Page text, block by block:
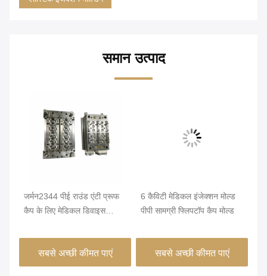
समान उत्पाद
जर्मन2344 पीई राउंड एंटी प्रूफ
कैप के लिए मेडिकल डिवाइस
सबसे अच्छी कीमत पाएं
6 कैविटी मेडिकल इंजेक्शन मोल्ड
पीपी सामग्री फ्लिपटॉप कैप मोल्ड
सबसे अच्छी कीमत पाएं